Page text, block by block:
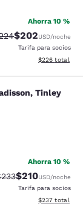
Ahorra 10 %
tachado:
Precio con
$202USD/noche
Tarifa para socios
Ver detalles
$226 total
Tinley
310 reseñas
Ahorra 10 %
tachado:
Precio con
$210USD/noche
Tarifa para socios
Ver detalles
$237 total